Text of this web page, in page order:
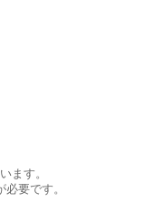
ます。
要です。